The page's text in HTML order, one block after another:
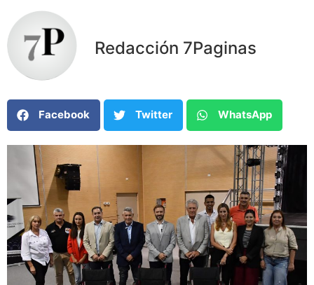
Redacción 7Paginas
Facebook Twitter WhatsApp